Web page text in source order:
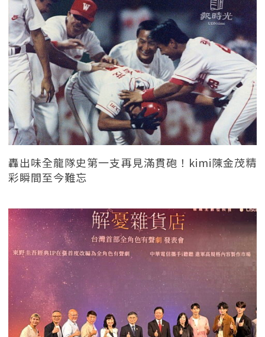
轟出味全龍隊史第一支再見滿貫砲！kimi陳金茂精
彩瞬間至今難忘